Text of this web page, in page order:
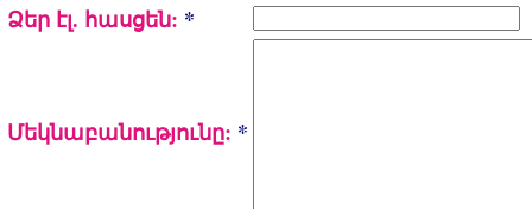
Ձեր էլ. հասցեն: *
Մեկնաբանությունը: *